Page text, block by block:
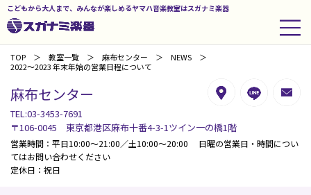
こどもから大人まで、みんなが楽しめるヤマハ音楽教室はスガナミ楽器
TOP 教室一覧 麻布センター
NEWS
2022～2023 年末年始の営業日程について
麻布センター
TEL:03-3453-7691
〒106-0045 東京都港区麻布十番4-3-1ツイン一の橋1階
営業時間：平日10:00～21:00／土10:00～20:00 日曜の営業日・時間につい
てはお問い合わせください
定休日：祝日